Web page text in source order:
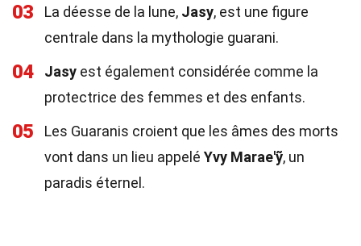
03 La déesse de la lune, Jasy, est une figure
centrale dans la mythologie guarani.
04 Jasy est également considérée comme la
protectrice des femmes et des enfants.
05
Les Guaranis croient que les âmes des morts
vont dans un lieu appelé Yvy Marae'ỹ, un
paradis éternel.